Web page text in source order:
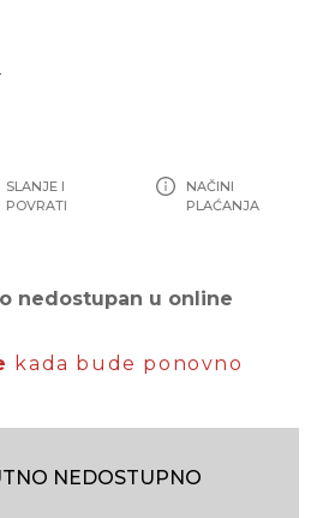
SLANJE I
POVRATI
NAČINI
PLAĆANJA
nedostupan u online
kada bude ponovno
NEDOSTUPNO